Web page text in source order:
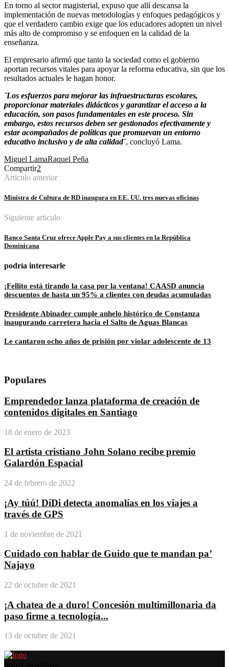
En torno al sector magisterial, expuso que allí descansa la
implementación de nuevas metodologías y enfoques pedagógicos y
que el verdadero cambio exige que los educadores adopten un nivel
más alto de compromiso y se enfoquen en la calidad de la
enseñanza.
El empresario afirmó que tanto la sociedad como el gobierno
aportan recursos vitales para apoyar la reforma educativa, sin que los
resultados actuales le hagan honor.
¨Los esfuerzos para mejorar las infraestructuras escolares,
proporcionar materiales didácticos y garantizar el acceso a la
educación, son pasos fundamentales en este proceso. Sin
embargo, estos recursos deben ser gestionados efectivamente y
estar acompañados de políticas que promuevan un entorno
educativo inclusivo y de alta calidad¨, concluyó Lama.
Miguel LamaRaquel Peña
Compartir2
Articulo anterior
Ministra de Cultura de RD inaugura en EE. UU. tres nuevas oficinas
Siguiente articulo
Banco Santa Cruz ofrece Apple Pay a sus clientes en la República
Dominicana
podría interesarle
¡Fellito está tirando la casa por la ventana! CAASD anuncia
descuentos de hasta un 95% a clientes con deudas acumuladas
Presidente Abinader cumple anhelo histórico de Constanza
inaugurando carretera hacia el Salto de Aguas Blancas
Le cantaron ocho años de prisión por violar adolescente de 13
Populares
Emprendedor lanza plataforma de creación de
contenidos digitales en Santiago
18 de enero de 2023
El artista cristiano John Solano recibe premio
Galardón Espacial
24 de febrero de 2022
¡Ay túú! DiDi detecta anomalías en los viajes a
través de GPS
1 de noviembre de 2021
Cuidado con hablar de Guido que te mandan pa’
Najayo
22 de octubre de 2021
¡A chatea de a duro! Concesión multimillonaria da
paso firme a tecnología...
13 de octubre de 2021